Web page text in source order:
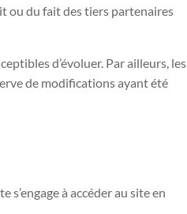
ou du fait des tiers partenaires
d’évoluer. Par ailleurs, les
de modifications ayant été
à accéder au site en